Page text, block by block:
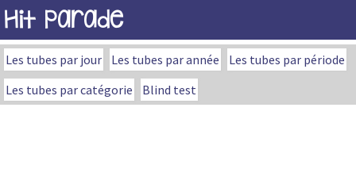
Hit Parade
Les tubes par jour Les tubes par année
Les tubes par période
Les tubes par catégorie
Blind test